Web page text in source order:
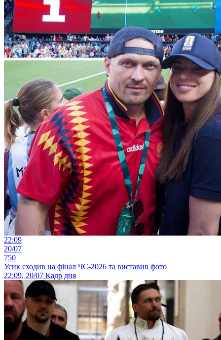
22:09
20/07
750
Усик сходив на фінал ЧС-2026 та виставив фото
22:09, 20/07 Кадр дня